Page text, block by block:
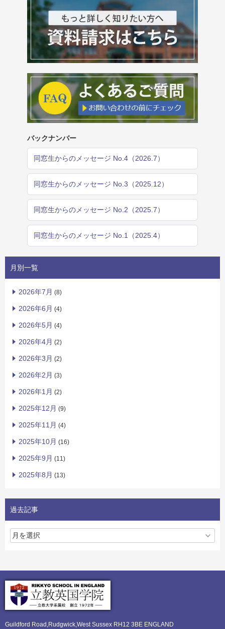
バックナンバー
同窓生からのメッセージ No.4（2026.7）
同窓生からのメッセージ No.3（2025.12）
同窓生からのメッセージ No.2（2025.7）
同窓生からのメッセージ No.1（2025.4）
月別一覧
2026年7月 (8)
2026年6月 (4)
2026年5月 (4)
2026年4月 (2)
2026年3月 (2)
2026年2月 (3)
2026年1月 (2)
2025年12月 (9)
2025年11月 (4)
2025年10月 (16)
2025年9月 (11)
2025年8月 (13)
過去記事
Guildford Road,Rudgwick,West Sussex RH12 3BE ENGLAND